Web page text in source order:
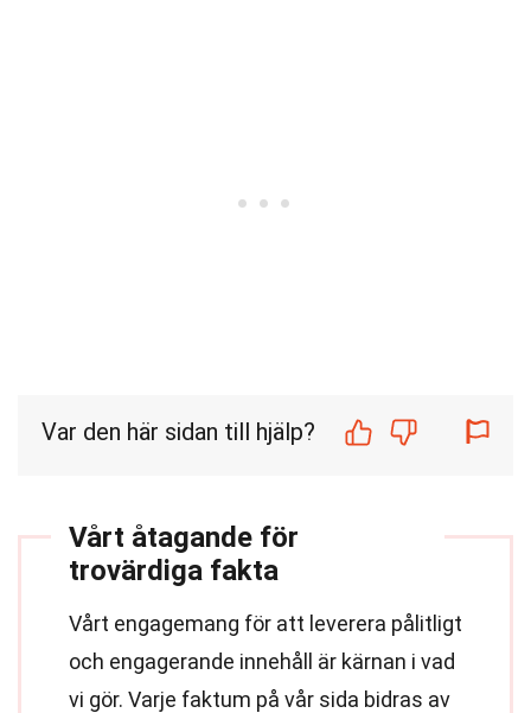
Var den här sidan till hjälp?
Vårt åtagande för
trovärdiga fakta
Vårt engagemang för att leverera pålitligt
och engagerande innehåll är kärnan i vad
vi gör. Varje faktum på vår sida bidras av